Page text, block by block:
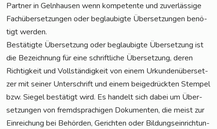
Part­ner in Geln­hau­sen wenn kom­pe­ten­te und zuver­läs­si­ge
Fach­über­set­zun­gen oder beglau­big­te Über­set­zun­gen benö­
tigt werden.
Bestä­tig­te Über­set­zung oder beglau­big­te Über­set­zung ist
die Bezeich­nung für eine schrift­li­che Über­set­zung, deren
Rich­tig­keit und Voll­stän­dig­keit von einem Urkun­den­über­set­
zer mit sei­ner Unter­schrift und einem bei­gedrück­ten Stem­pel
bzw. Sie­gel bestä­tigt wird. Es han­delt sich dabei um Über­
set­zun­gen von fremd­spra­chi­gen Doku­men­ten, die meist zur
Ein­rei­chung bei Behör­den, Gerich­ten oder Bil­dungs­ein­rich­tun­